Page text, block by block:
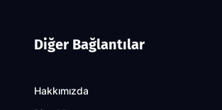
Diğer Bağlantılar
Hakkımızda